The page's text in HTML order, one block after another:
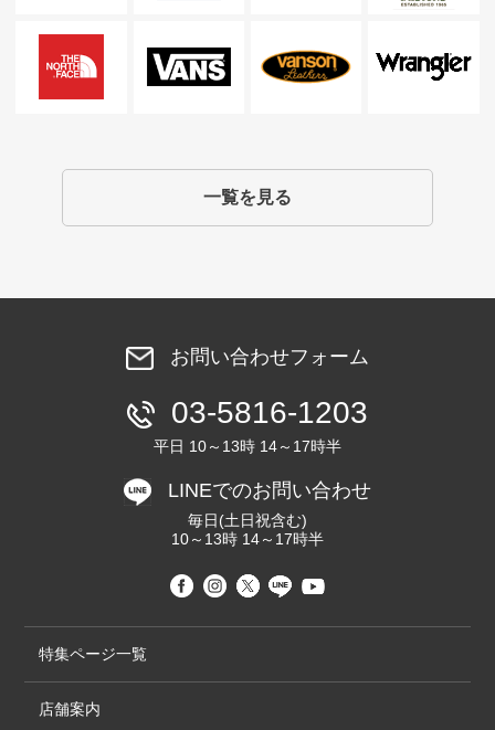
一覧を見る
お問い合わせフォーム
03-5816-1203
平日 10～13時 14～17時半
LINEでのお問い合わせ
毎日(土日祝含む)
10～13時 14～17時半
特集ページ一覧
店舗案内